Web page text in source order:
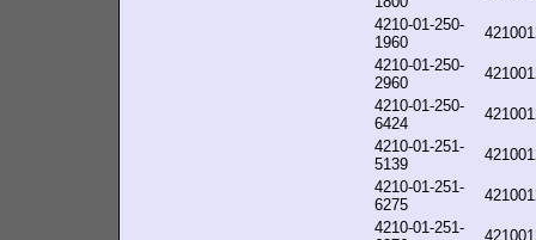
4210-01-250-
1960
4210-01-250-
2960
4210-01-250-
6424
4210-01-251-
5139
4210-01-251-
6275
4210-01-251-